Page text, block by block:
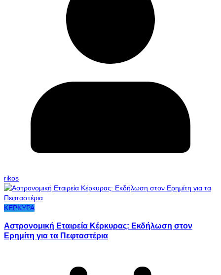
rikos
ΚΕΡΚΥΡΑ
Αστρονομική Εταιρεία Κέρκυρας: Εκδήλωση στον
Ερημίτη για τα Πεφταστέρια